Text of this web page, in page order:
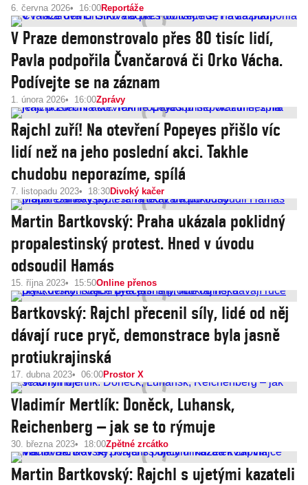
6. června 2026 16:00Reportáže
V Praze demonstrovalo přes 80 tisíc lidí,
Pavla podpořila Čvančarová či Orko Vácha.
Podívejte se na záznam
1. února 2026 16:00Zprávy
Rajchl zuří! Na otevření Popeyes přišlo víc
lidí než na jeho poslední akci. Takhle
chudobu neporazíme, spílá
7. listopadu 2023 18:30Divoký kačer
Martin Bartkovský: Praha ukázala poklidný
propalestinský protest. Hned v úvodu
odsoudil Hamás
15. října 2023 15:50Online přenos
Bartkovský: Rajchl přecenil síly, lidé od něj
dávají ruce pryč, demonstrace byla jasně
protiukrajinská
17. dubna 2023 06:00Prostor X
Vladimír Mertlík: Doněck, Luhansk,
Reichenberg – jak se to rýmuje
30. března 2023 18:00Zpětné zrcátko
Martin Bartkovský: Rajchl s ujetými kazateli